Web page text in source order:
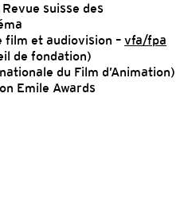
Revue suisse des
film et audiovision – vfa/fpa
de fondation)
du Film d’Animation)
Emile Awards